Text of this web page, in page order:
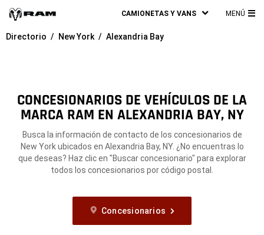
CAMIONETAS Y VANS MENÚ
Directorio New York Alexandria Bay
CONCESIONARIOS DE VEHÍCULOS DE LA
MARCA RAM EN ALEXANDRIA BAY, NY
Busca la información de contacto de los concesionarios de
New York ubicados en Alexandria Bay, NY. ¿No encuentras lo
que deseas? Haz clic en "Buscar concesionario" para explorar
todos los concesionarios por código postal.
Concesionarios